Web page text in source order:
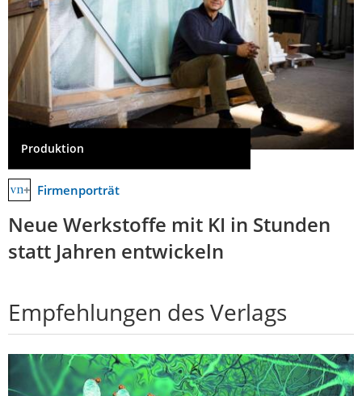
Produktion
Firmenporträt
Neue Werkstoffe mit KI in Stunden
statt Jahren entwickeln
Empfehlungen des Verlags